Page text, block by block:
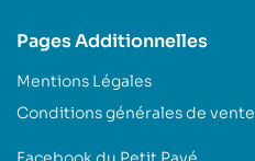
Pages Additionnelles
Mentions Légales
Conditions générales de vente